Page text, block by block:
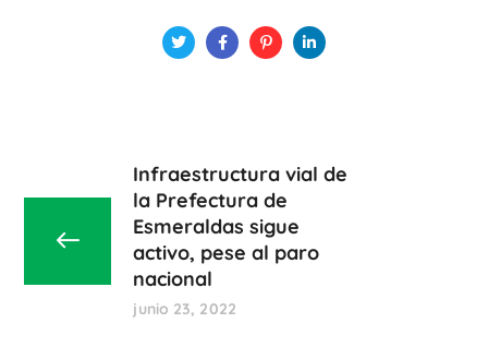
Infraestructura vial de
la Prefectura de
Esmeraldas sigue
activo, pese al paro
nacional
junio 23, 2022